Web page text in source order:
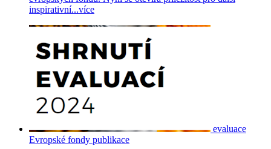
inspirativní...více
evaluace
Evropské fondy publikace